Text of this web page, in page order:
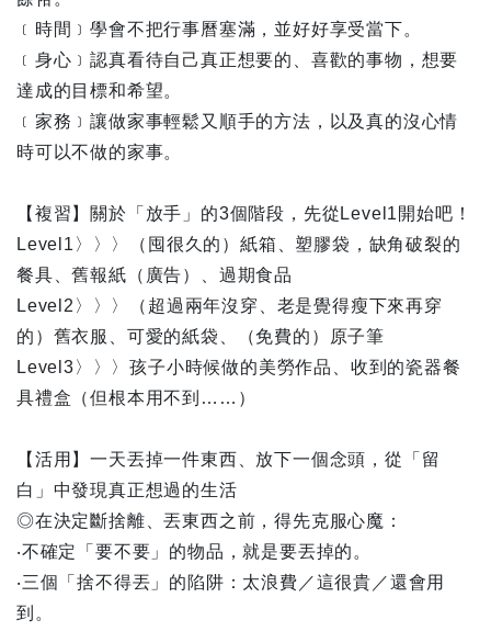
﹝時間﹞學會不把行事曆塞滿，並好好享受當下。
﹝身心﹞認真看待自己真正想要的、喜歡的事物，想要
達成的目標和希望。
﹝家務﹞讓做家事輕鬆又順手的方法，以及真的沒心情
時可以不做的家事。
【複習】關於「放手」的3個階段，先從Level1開始吧！
Level1〉〉〉（囤很久的）紙箱、塑膠袋，缺角破裂的
餐具、舊報紙（廣告）、過期食品
Level2〉〉〉（超過兩年沒穿、老是覺得瘦下來再穿
的）舊衣服、可愛的紙袋、（免費的）原子筆
Level3〉〉〉孩子小時候做的美勞作品、收到的瓷器餐
具禮盒（但根本用不到……）
【活用】一天丟掉一件東西、放下一個念頭，從「留
白」中發現真正想過的生活
◎在決定斷捨離、丟東西之前，得先克服心魔：
‧不確定「要不要」的物品，就是要丟掉的。
‧三個「捨不得丟」的陷阱：太浪費／這很貴／還會用
到。